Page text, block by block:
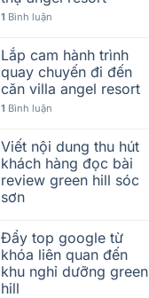
1 Bình luận
Lắp cam hành trình
quay chuyến đi đến
căn villa angel resort
1 Bình luận
Viết nội dung thu hút
khách hàng đọc bài
review green hill sóc
sơn
Đẩy top google từ
khóa liên quan đến
khu nghỉ dưỡng green
hill